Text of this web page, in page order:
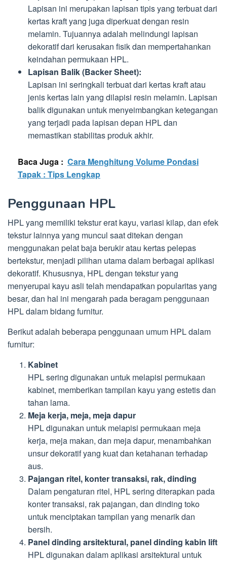
Lapisan ini merupakan lapisan tipis yang terbuat dari
kertas kraft yang juga diperkuat dengan resin
melamin. Tujuannya adalah melindungi lapisan
dekoratif dari kerusakan fisik dan mempertahankan
keindahan permukaan HPL.
Lapisan Balik (Backer Sheet):
Lapisan ini seringkali terbuat dari kertas kraft atau
jenis kertas lain yang dilapisi resin melamin. Lapisan
balik digunakan untuk menyeimbangkan ketegangan
yang terjadi pada lapisan depan HPL dan
memastikan stabilitas produk akhir.
Baca Juga : Cara Menghitung Volume Pondasi
Tapak : Tips Lengkap
Penggunaan HPL
HPL yang memiliki tekstur erat kayu, variasi kilap, dan efek
tekstur lainnya yang muncul saat ditekan dengan
menggunakan pelat baja berukir atau kertas pelepas
bertekstur, menjadi pilihan utama dalam berbagai aplikasi
dekoratif. Khususnya, HPL dengan tekstur yang
menyerupai kayu asli telah mendapatkan popularitas yang
besar, dan hal ini mengarah pada beragam penggunaan
HPL dalam bidang furnitur.
Berikut adalah beberapa penggunaan umum HPL dalam
furnitur:
Kabinet
HPL sering digunakan untuk melapisi permukaan
kabinet, memberikan tampilan kayu yang estetis dan
tahan lama.
Meja kerja, meja, meja dapur
HPL digunakan untuk melapisi permukaan meja
kerja, meja makan, dan meja dapur, menambahkan
unsur dekoratif yang kuat dan ketahanan terhadap
aus.
Pajangan ritel, konter transaksi, rak, dinding
Dalam pengaturan ritel, HPL sering diterapkan pada
konter transaksi, rak pajangan, dan dinding toko
untuk menciptakan tampilan yang menarik dan
bersih.
Panel dinding arsitektural, panel dinding kabin lift
HPL digunakan dalam aplikasi arsitektural untuk